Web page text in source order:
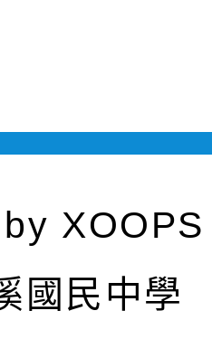
XOOPS
國民中學